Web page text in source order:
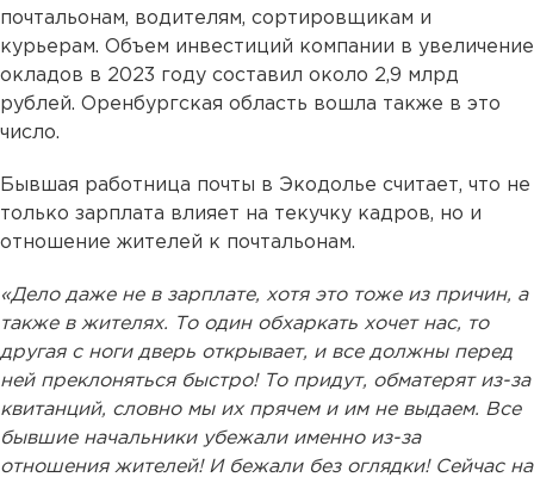
почтальонам, водителям, сортировщикам и
курьерам. Объем инвестиций компании в увеличение
окладов в 2023 году составил около 2,9 млрд
рублей. Оренбургская область вошла также в это
число.
Бывшая работница почты в Экодолье считает, что не
только зарплата влияет на текучку кадров, но и
отношение жителей к почтальонам.
«Дело даже не в зарплате, хотя это тоже из причин, а
также в жителях. То один обхаркать хочет нас, то
другая с ноги дверь открывает, и все должны перед
ней преклоняться быстро! То придут, обматерят из-за
квитанций, словно мы их прячем и им не выдаем. Все
бывшие начальники убежали именно из-за
отношения жителей! И бежали без оглядки! Сейчас на